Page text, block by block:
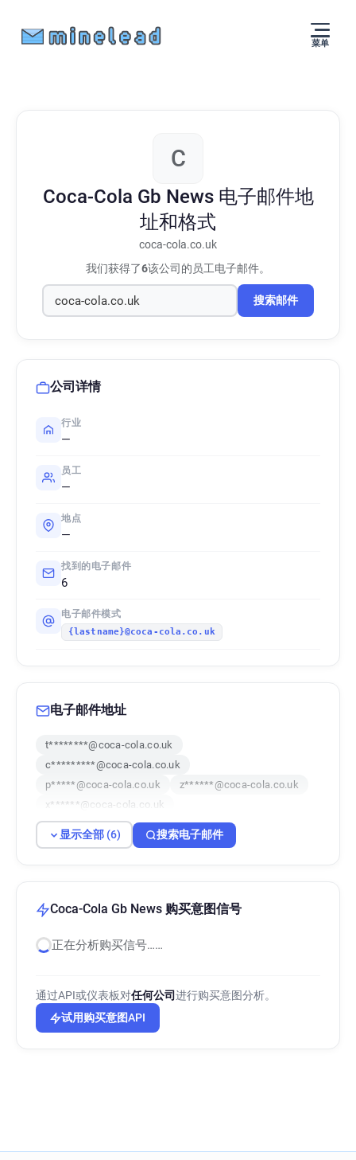
菜单
C
Coca-Cola Gb News 电子邮件地
址和格式
coca-cola.co.uk
我们获得了6该公司的员工电子邮件。
搜索邮件
公司详情
行业
—
员工
—
地点
—
找到的电子邮件
6
电子邮件模式
{lastname}@coca-cola.co.uk
电子邮件地址
t********@coca-cola.co.uk
c*********@coca-cola.co.uk
p*****@coca-cola.co.uk
z******@coca-cola.co.uk
x******@coca-cola.co.uk
v*********@coca-cola.co.uk
显示全部 (6) 搜索电子邮件
Coca-Cola Gb News 购买意图信号
正在分析购买信号……
通过API或仪表板对任何公司进行购买意图分析。
试用购买意图API